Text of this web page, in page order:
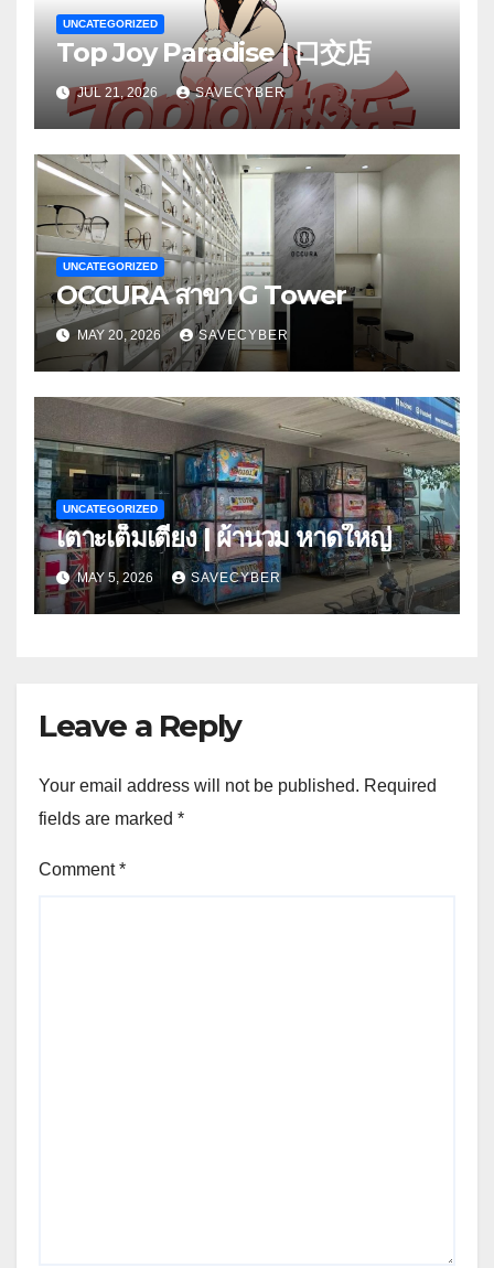
UNCATEGORIZED
Top Joy Paradise | 口交店
JUL 21, 2026 SAVECYBER
UNCATEGORIZED
OCCURA สาขา G Tower
MAY 20, 2026 SAVECYBER
UNCATEGORIZED
เตาะเต็มเตียง | ผ้านวม หาดใหญ่
MAY 5, 2026 SAVECYBER
Leave a Reply
Your email address will not be published. Required
fields are marked *
Comment*